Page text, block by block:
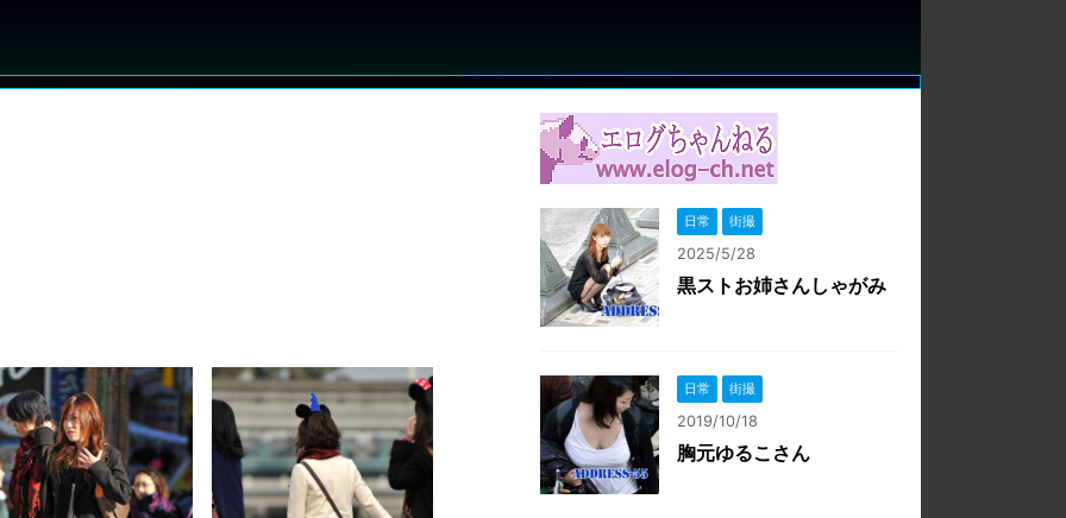
日常 街撮
2025/5/28
黒ストお姉さんしゃがみ
日常 街撮
2019/10/18
胸元ゆるこさん